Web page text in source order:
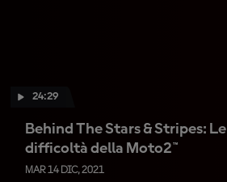
24:29
Behind The Stars & Stripes: Le
difficoltà della Moto2™
MAR 14 DIC, 2021